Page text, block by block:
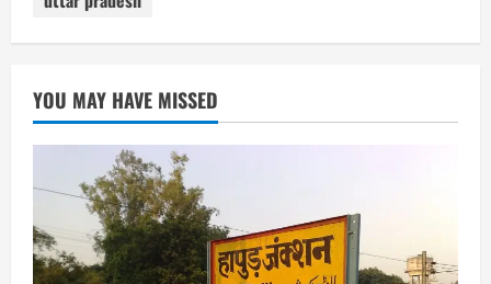
YOU MAY HAVE MISSED